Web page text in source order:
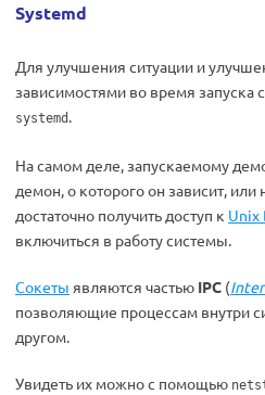
Systemd
Для улучшения ситуации и
зависимостями во время запуска
systemd .
На самом деле, запускаемому
демон, о которого он зависит,
достаточно получить доступ к Unix
включиться в работу системы.
Сокеты являются частью IPC (
позволяющие процессам внутри
другом.
Увидеть их можно с помощью